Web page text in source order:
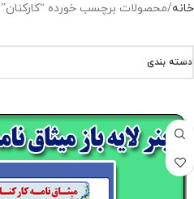
خانه محصولات برچسب خورده “کارکنان”
دسته بندی